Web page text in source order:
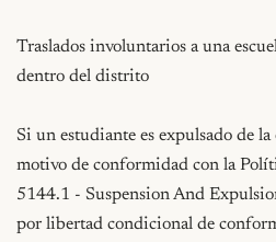
Traslados involuntarios a una
dentro del distrito
Si un estudiante es expulsado de
motivo de conformidad con la
5144.1 - Suspension And
por libertad condicional de